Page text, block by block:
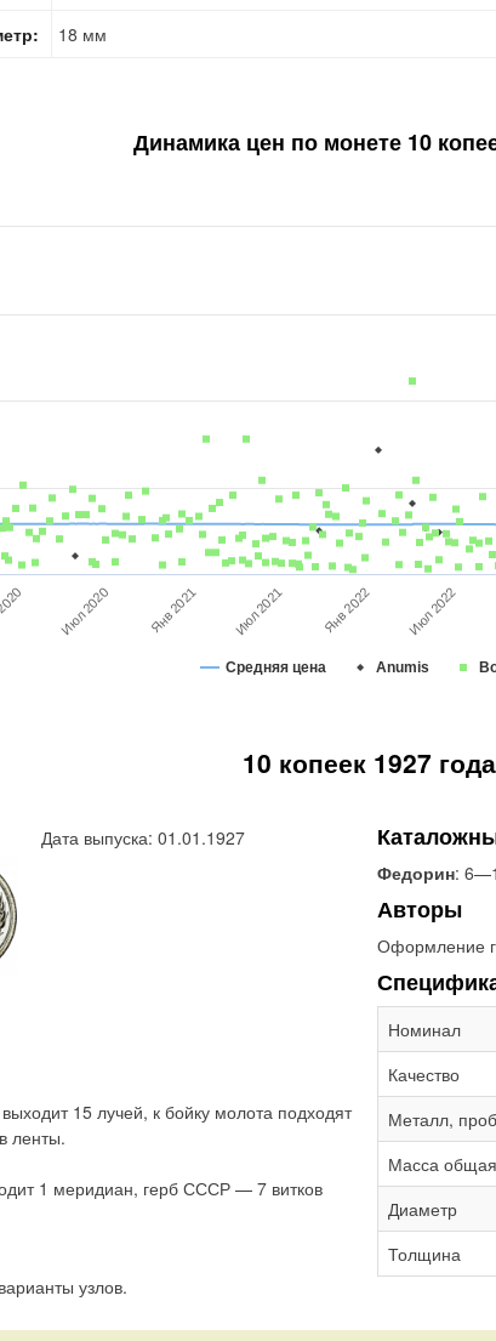
18 мм
Динамика цен по монете 10
Средняя цена Anumis
Июл 2020 Янв 2021 Июл 2021 Янв 2022 Июл 2022
10 копеек 1927 года
Дата выпуска: 01.01.1927
15 лучей, к бойку молота подходят
ленты.
1 меридиан, герб СССР — 7 витков
узлов.
Федорин:
Авторы
Оформление
Номинал
Качество
Металл,
Масса общая
Диаметр
Толщина